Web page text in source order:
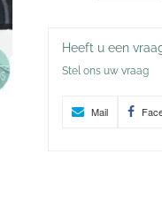
Heeft u een
Stel ons uw vraag
Mail